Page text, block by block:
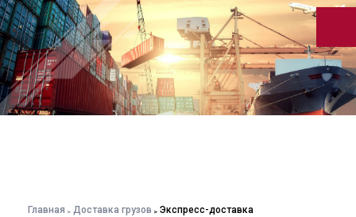
Главная Доставка грузов Экспресс-доставка